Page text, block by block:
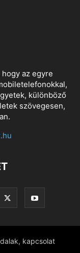
az egyre
különböző
szövegesen,
kapcsolat